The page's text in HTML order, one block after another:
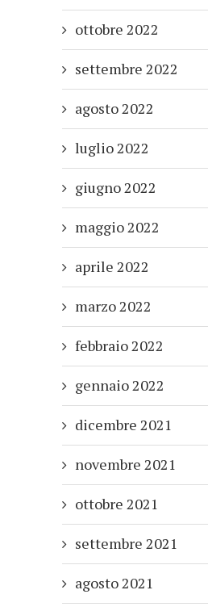
ottobre 2022
settembre 2022
agosto 2022
luglio 2022
giugno 2022
maggio 2022
aprile 2022
marzo 2022
febbraio 2022
gennaio 2022
dicembre 2021
novembre 2021
ottobre 2021
settembre 2021
agosto 2021